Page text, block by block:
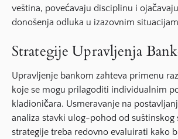
veština, povećavaju disciplinu i
donošenja odluka u izazovnim
Strategije Upravljenja
Upravljenje bankom zahteva primenu
koje se mogu prilagoditi individualnim
kladioničara. Usmeravanje na
analiza stavki ulog-pohod od suštinskog
strategije treba redovno evaluirati kako